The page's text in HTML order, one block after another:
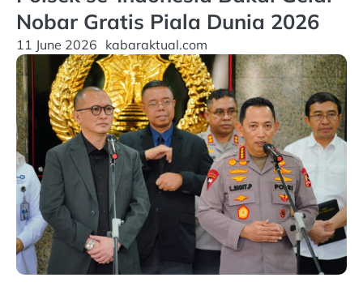
Nobar Gratis Piala Dunia 2026
11 June 2026 kabaraktual.com